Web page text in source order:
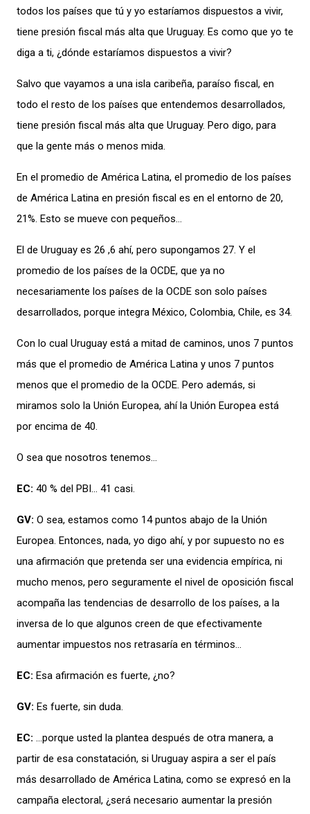
todos los países que tú y yo estaríamos dispuestos a vivir,
tiene presión fiscal más alta que Uruguay. Es como que yo te
diga a ti, ¿dónde estaríamos dispuestos a vivir?
Salvo que vayamos a una isla caribeña, paraíso fiscal, en
todo el resto de los países que entendemos desarrollados,
tiene presión fiscal más alta que Uruguay. Pero digo, para
que la gente más o menos mida.
En el promedio de América Latina, el promedio de los países
de América Latina en presión fiscal es en el entorno de 20,
21%. Esto se mueve con pequeños…
El de Uruguay es 26 ,6 ahí, pero supongamos 27. Y el
promedio de los países de la OCDE, que ya no
necesariamente los países de la OCDE son solo países
desarrollados, porque integra México, Colombia, Chile, es 34.
Con lo cual Uruguay está a mitad de caminos, unos 7 puntos
más que el promedio de América Latina y unos 7 puntos
menos que el promedio de la OCDE. Pero además, si
miramos solo la Unión Europea, ahí la Unión Europea está
por encima de 40.
O sea que nosotros tenemos…
EC: 40 % del PBI… 41 casi.
GV: O sea, estamos como 14 puntos abajo de la Unión
Europea. Entonces, nada, yo digo ahí, y por supuesto no es
una afirmación que pretenda ser una evidencia empírica, ni
mucho menos, pero seguramente el nivel de oposición fiscal
acompaña las tendencias de desarrollo de los países, a la
inversa de lo que algunos creen de que efectivamente
aumentar impuestos nos retrasaría en términos…
EC: Esa afirmación es fuerte, ¿no?
GV: Es fuerte, sin duda.
EC: …porque usted la plantea después de otra manera, a
partir de esa constatación, si Uruguay aspira a ser el país
más desarrollado de América Latina, como se expresó en la
campaña electoral, ¿será necesario aumentar la presión